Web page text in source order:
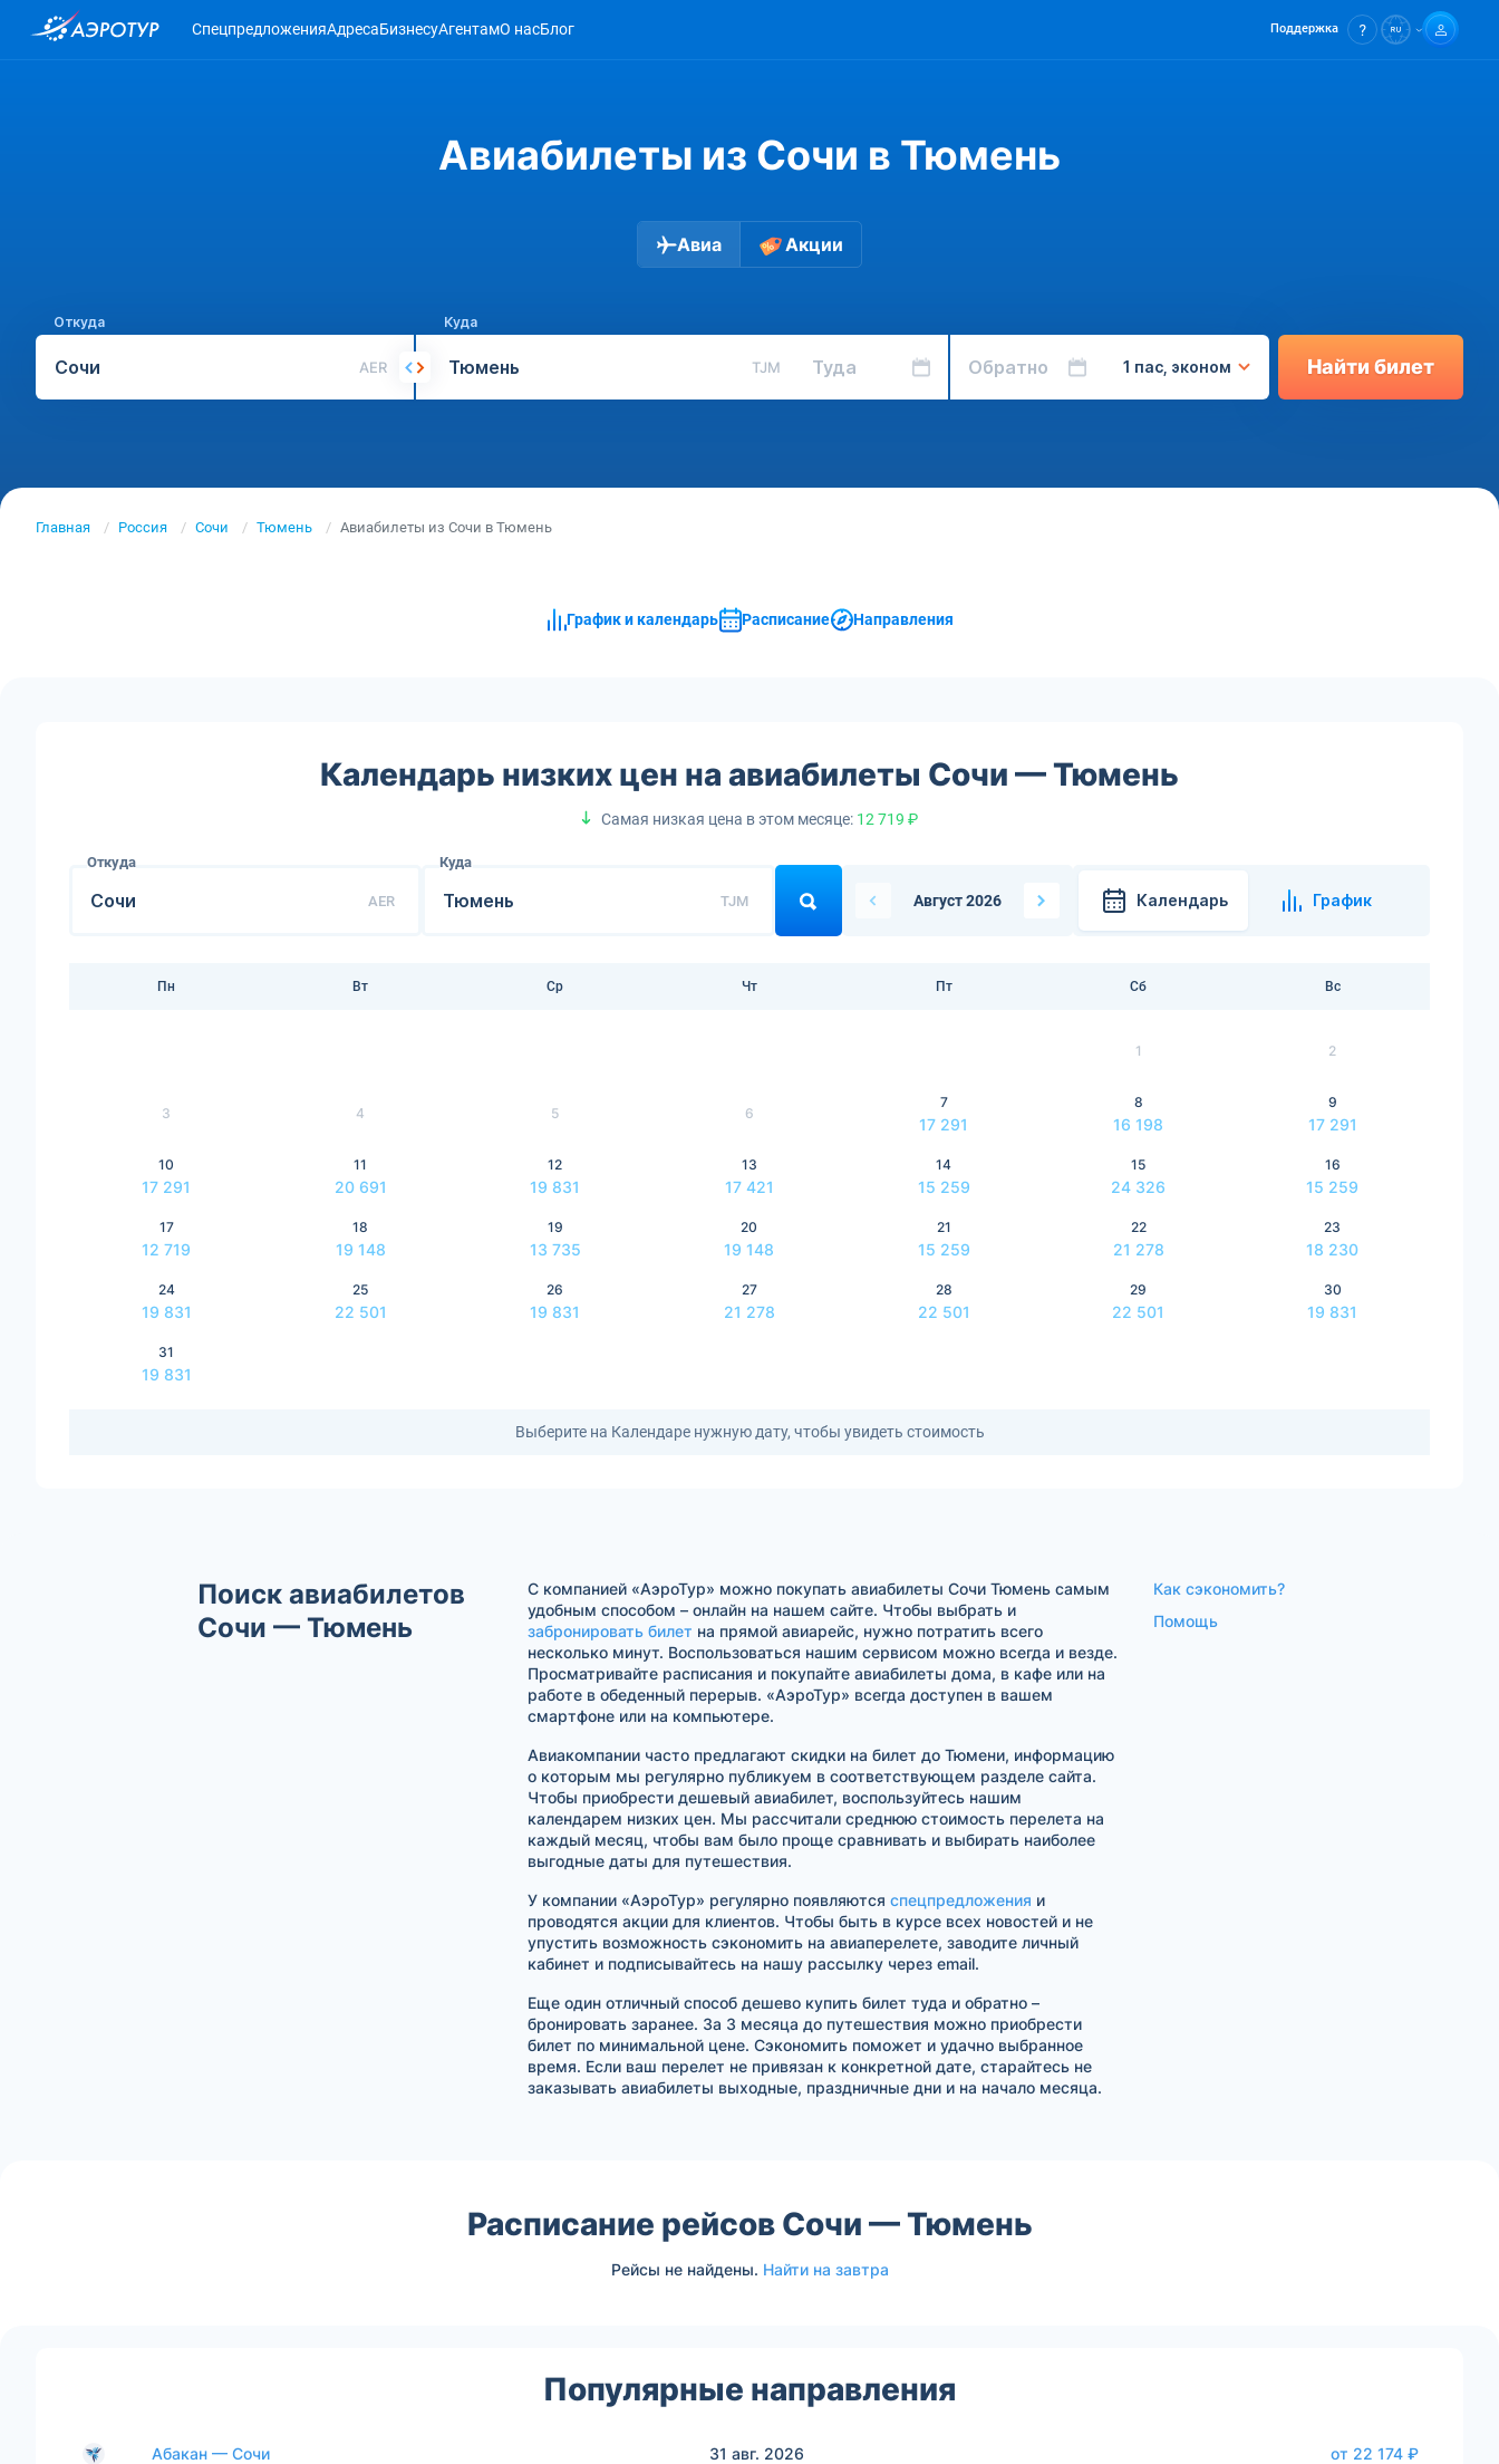
СпецпредложенияАдресаБизнесуАгентамО насБлог Поддержка
Авиабилеты из Сочи в Тюмень
Авиа Акции
Откуда
AER
Куда
TJM Туда Обратно 1 пас, эконом Найти билет
Главная Россия Сочи Тюмень Авиабилеты из Сочи в Тюмень
График и календарь Расписание Направления
Календарь низких цен на авиабилеты Сочи — Тюмень
Самая низкая цена в этом месяце: 12 719 ₽
Откуда
AER
Куда
TJM Август 2026 Календарь График
Пн Вт Ср Чт Пт Сб Вс
1 2
3 4 5 6
7
17 291
8
16 198
9
17 291
10
17 291
11
20 691
12
19 831
13
17 421
14
15 259
15
24 326
16
15 259
17
12 719
18
19 148
19
13 735
20
19 148
21
15 259
22
21 278
23
18 230
24
19 831
25
22 501
26
19 831
27
21 278
28
22 501
29
22 501
30
19 831
31
19 831
Выберите на Календаре нужную дату, чтобы увидеть стоимость
Поиск авиабилетов
Сочи — Тюмень
С компанией «АэроТур» можно покупать авиабилеты Сочи Тюмень самым
удобным способом – онлайн на нашем сайте. Чтобы выбрать и
забронировать билет на прямой авиарейс, нужно потратить всего
несколько минут. Воспользоваться нашим сервисом можно всегда и везде.
Просматривайте расписания и покупайте авиабилеты дома, в кафе или на
работе в обеденный перерыв. «АэроТур» всегда доступен в вашем
смартфоне или на компьютере.
Авиакомпании часто предлагают скидки на билет до Тюмени, информацию
о которым мы регулярно публикуем в соответствующем разделе сайта.
Чтобы приобрести дешевый авиабилет, воспользуйтесь нашим
календарем низких цен. Мы рассчитали среднюю стоимость перелета на
каждый месяц, чтобы вам было проще сравнивать и выбирать наиболее
выгодные даты для путешествия.
У компании «АэроТур» регулярно появляются спецпредложения и
проводятся акции для клиентов. Чтобы быть в курсе всех новостей и не
упустить возможность сэкономить на авиаперелете, заводите личный
кабинет и подписывайтесь на нашу рассылку через email.
Еще один отличный способ дешево купить билет туда и обратно –
бронировать заранее. За 3 месяца до путешествия можно приобрести
билет по минимальной цене. Сэкономить поможет и удачно выбранное
время. Если ваш перелет не привязан к конкретной дате, старайтесь не
заказывать авиабилеты выходные, праздничные дни и на начало месяца.
Как сэкономить?
Помощь
Расписание рейсов Сочи — Тюмень
Рейсы не найдены. Найти на завтра
Популярные направления
Абакан — Сочи 31 авг. 2026 от 22 174 ₽